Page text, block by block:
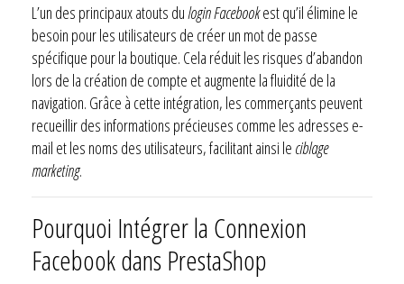
L’un des principaux atouts du login Facebookest qu’il élimine le
besoin pour les utilisateurs de créer un mot de passe
spécifique pour la boutique. Cela réduit les risques d’abandon
lors de la création de compte et augmente la fluidité de la
navigation. Grâce à cette intégration, les commerçants peuvent
recueillir des informations précieuses comme les adresses e-
mail et les noms des utilisateurs, facilitant ainsi le ciblage
marketing.
Pourquoi Intégrer la Connexion
Facebook dans PrestaShop